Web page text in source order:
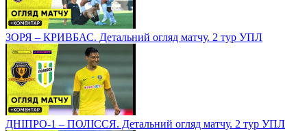
ЗОРЯ – КРИВБАС. Детальний огляд матчу. 2 тур УПЛ
ДНІПРО-1 – ПОЛІССЯ. Детальний огляд матчу. 2 тур УПЛ